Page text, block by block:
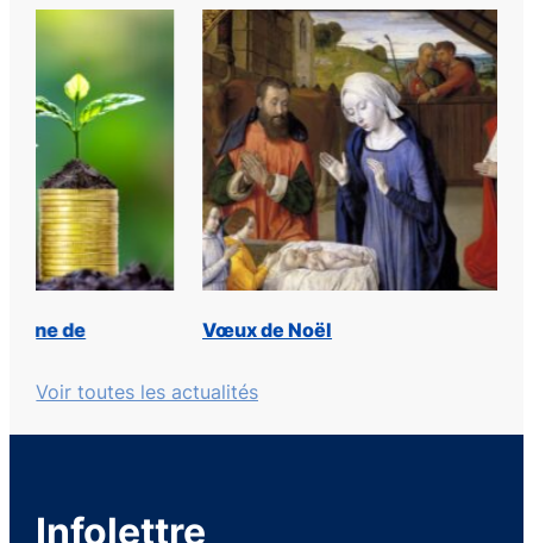
Vœux de Noël
Voir toutes les actualités
Infolettre